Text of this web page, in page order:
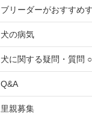
ブリーダーがおすすめ
犬の病気
犬に関する疑問・質問
Q&A
里親募集